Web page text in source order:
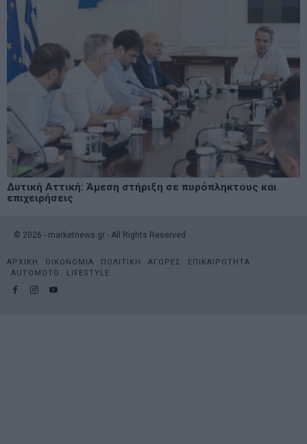
Δυτική Αττική: Άμεση στήριξη σε πυρόπληκτους και
επιχειρήσεις
© 2026 - marketnews.gr - All Rights Reserved
ΑΡΧΙΚΗ ΟΙΚΟΝΟΜΙΑ ΠΟΛΙΤΙΚΗ ΑΓΟΡΕΣ
ΕΠΙΚΑΙΡΟΤΗΤΑ
AUTOMOTO
LIFESTYLE